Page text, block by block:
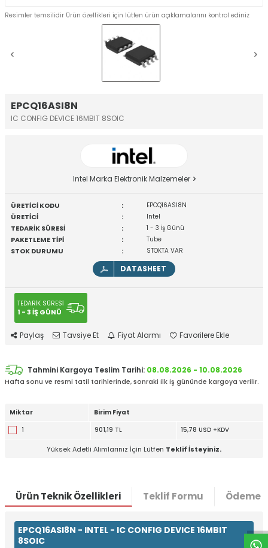
W
h
t
a
p
p
D
e
s
e
H
a
t
t
EPCQ16ASI8N
IC CONFIG DEVICE 16MBIT 8SOIC
Resimler temsilidir Ürün özellikleri için lütfen ürün açıklamalarını kontrol ediniz
Intel Marka Elektronik Malzemeler
ÜRETİCİ KODU : EPCQ16ASI8N
ÜRETİCİ : Intel
TEDARİK SÜRESİ : 1 - 3 İş Günü
PAKETLEME TİPİ : Tube
STOK DURUMU : STOKTA VAR
DATASHEET
TEDARİK SÜRESİ
1 - 3 İŞ GÜNÜ
Paylaş Tavsiye Et Fiyat Alarmı Favorilere Ekle
Tahmini Kargoya Teslim Tarihi: 08.08.2026 - 10.08.2026
Hafta sonu ve resmi tatil tarihlerinde, sonraki ilk iş gününde kargoya verilir.
Miktar
Birim Fiyat
1
901,19 TL 15,78 USD +KDV
Yüksek Adetli Alımlarınız İçin Lütfen Teklif İsteyiniz.
Ürün Teknik Özellikleri Teklif Formu Ödeme
EPCQ16ASI8N - INTEL - IC CONFIG DEVICE 16MBIT
8SOIC